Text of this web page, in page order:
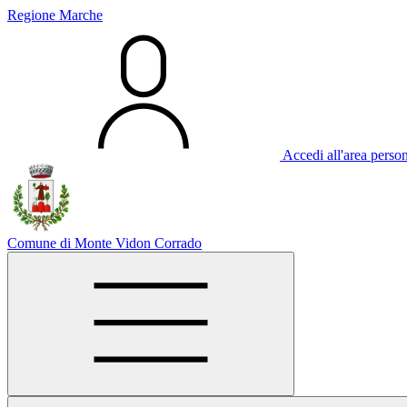
Regione Marche
Accedi all'area
Comune di Monte Vidon Corrado